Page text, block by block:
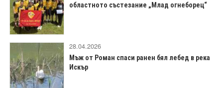
областното състезание „Млад огнеборец“
28.04.2026
Мъж от Роман спаси ранен бял лебед в река
Искър